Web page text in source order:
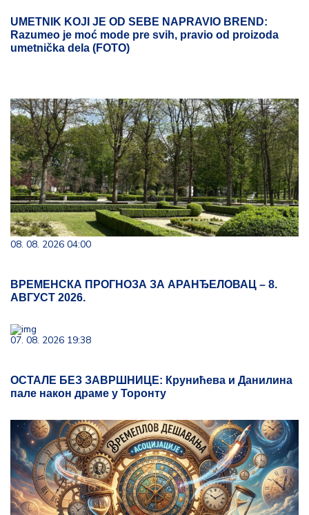
UMETNIK KOJI JE OD SEBE NAPRAVIO BREND:
Razumeo je moć mode pre svih, pravio od proizoda
umetnička dela (FOTO)
08. 08. 2026 04:00
ВРЕМЕНСКА ПРОГНОЗА ЗА АРАНЂЕЛОВАЦ – 8.
АВГУСТ 2026.
07. 08. 2026 19:38
ОСТАЛЕ БЕЗ ЗАВРШНИЦЕ: Крунићева и Данилина
пале након драме у Торонту